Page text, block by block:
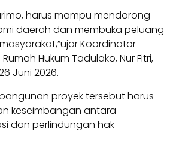
harus mampu mendorong
daerah dan membuka peluang
Koordinator
Hukum Tadulako, Nur Fitri,
Juni 2026.
proyek tersebut harus
keseimbangan antara
dan perlindungan hak